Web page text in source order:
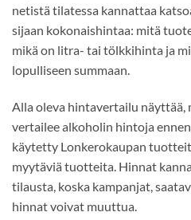
netistä tilatessa kannattaa
sijaan kokonaishintaa: mitä
mikä on litra- tai tölkkihinta ja
lopulliseen summaan.
Alla oleva hintavertailu näyttää,
vertailee alkoholin hintoja
käytetty Lonkerokaupan
myytäviä tuotteita. Hinnat
tilausta, koska kampanjat,
hinnat voivat muuttua.